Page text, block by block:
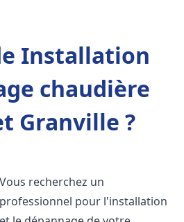
Installation
chaudière
Granville ?
Vous recherchez un
professionnel pour l'installation